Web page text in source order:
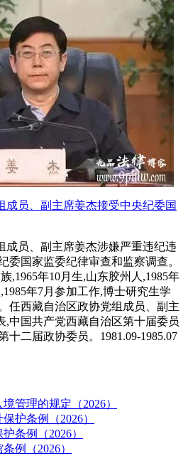
成员、副主席姜杰接受中央纪委国
成员、副主席姜杰涉嫌严重违纪违
委国家监委纪律审查和监察调查。
,1965年10月生,山东胶州人,1985年
年7月参加工作,博士研究生学
任西藏自治区政协党组成员、副主
,中国共产党西藏自治区第十届委员
十二届政协委员。1981.09-1985.07
管理的规定（2026）
护条例（2026）
条例（2026）
例（2026）